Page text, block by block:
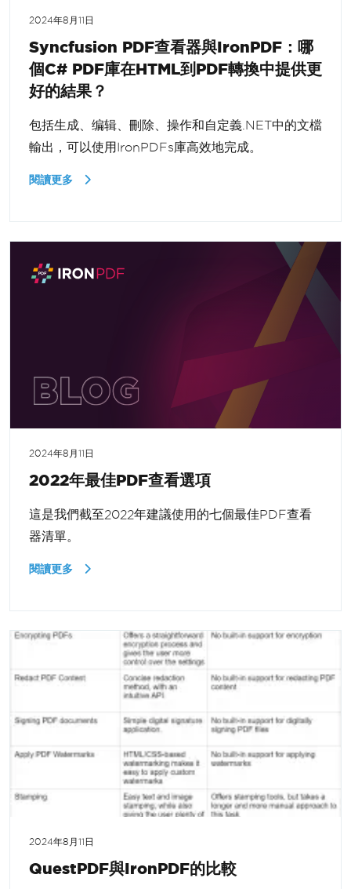
2024年8月11日
Syncfusion PDF查看器與IronPDF：哪
個C# PDF庫在HTML到PDF轉換中提供更
好的結果？
包括生成、编辑、刪除、操作和自定義.NET中的文檔
輸出，可以使用IronPDFs庫高效地完成。
閱讀更多
2024年8月11日
2022年最佳PDF查看選項
這是我們截至2022年建議使用的七個最佳PDF查看
器清單。
閱讀更多
2024年8月11日
QuestPDF與IronPDF的比較